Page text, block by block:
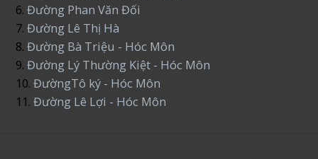
6.Đường Phan Văn Đối
7. Đường Lê Thị Hà
8.Đường Bà Triệu - Hóc Môn
9.Đường Lý Thường Kiệt - Hóc Môn
10.ĐườngTô ký - Hóc Môn
11.Đường Lê Lợi - Hóc Môn